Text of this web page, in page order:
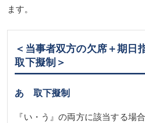
ます。
＜当事者双方の欠席＋期日
取下擬制＞
あ 取下擬制
『い・う』の両方に該当する場合